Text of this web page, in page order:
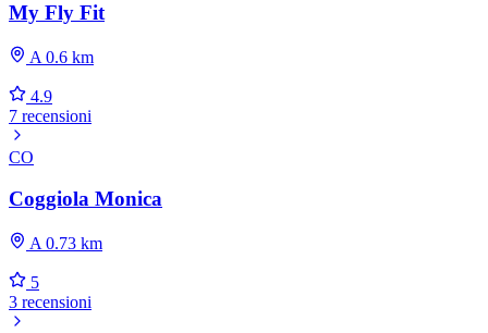
My Fly Fit
A 0.6 km
4.9
7 recensioni
CO
Coggiola Monica
A 0.73 km
5
3 recensioni